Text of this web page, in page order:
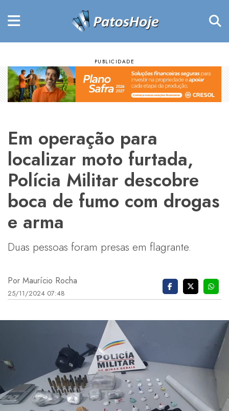
Em operação para
localizar moto furtada,
Polícia Militar descobre
boca de fumo com drogas
e arma
Duas pessoas foram presas em flagrante.
Por Maurício Rocha
25/11/2024 07:48